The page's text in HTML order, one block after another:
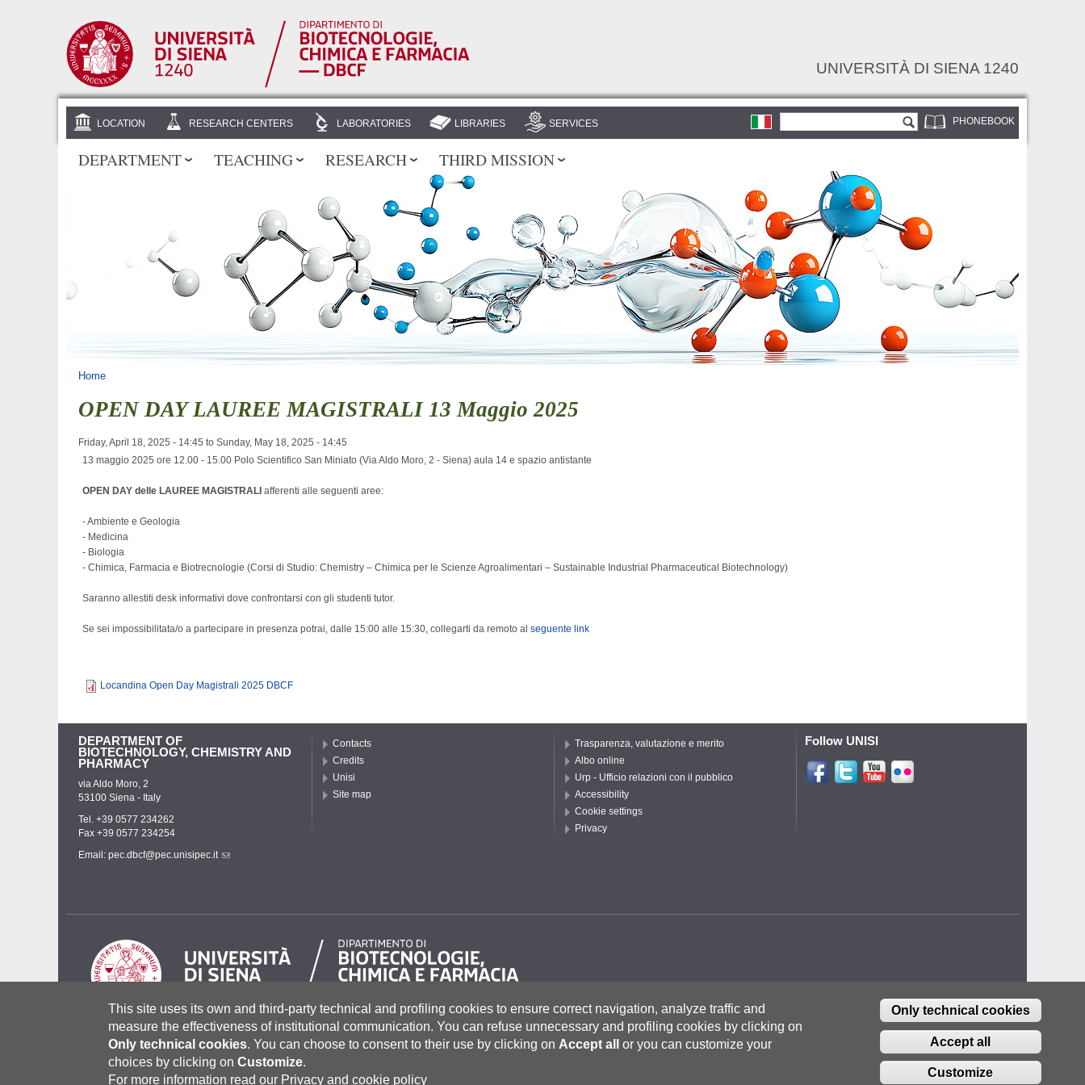
UNIVERSITÀ DI SIENA 1240
PHONEBOOK
LOCATION RESEARCH CENTERS LABORATORIES LIBRARIES SERVICES
DEPARTMENT TEACHING RESEARCH THIRD MISSION
You are here
Home
OPEN DAY LAUREE MAGISTRALI 13 Maggio 2025
Friday, April 18, 2025 - 14:45 to Sunday, May 18, 2025 - 14:45
13 maggio 2025 ore 12.00 - 15.00 Polo Scientifico San Miniato (Via Aldo Moro, 2 - Siena) aula 14 e spazio antistante
OPEN DAY delle LAUREE MAGISTRALI afferenti alle seguenti aree:
- Ambiente e Geologia
- Medicina
- Biologia
- Chimica, Farmacia e Biotrecnologie (Corsi di Studio: Chemistry – Chimica per le Scienze Agroalimentari – Sustainable Industrial Pharmaceutical Biotechnology)
Saranno allestiti desk informativi dove confrontarsi con gli studenti tutor.
Se sei impossibilitata/o a partecipare in presenza potrai, dalle 15:00 alle 15:30, collegarti da remoto al seguente link
Locandina Open Day Magistrali 2025 DBCF
DEPARTMENT OF
BIOTECHNOLOGY, CHEMISTRY AND
PHARMACY
via Aldo Moro, 2
53100 Siena - Italy
Tel. +39 0577 234262
Fax +39 0577 234254
Email: pec.dbcf@pec.unisipec.it
Contacts
Credits
Unisi
Site map
Trasparenza, valutazione e merito
Albo online
Urp - Ufficio relazioni con il pubblico
Accessibility
Cookie settings
Privacy
Follow UNISI
Università degli Studi di Siena- Rettorato, via Banchi di Sotto 55, 53100 Siena ITALIA
P.IVA 00273530527 | C.F. 80002070524 |Coordinate bancarie
Contatti:
urp@unisi.it - URP - Ufficio Relazioni con il Pubblico Tel. 0577 235555 (dal lunedì al venerdì dalle 9.30 alle 10.30)
This site uses its own and third-party technical and profiling cookies to ensure correct navigation, analyze traffic and
measure the effectiveness of institutional communication. You can refuse unnecessary and profiling cookies by clicking on
Only technical cookies. You can choose to consent to their use by clicking on Accept all
or you can customize your
choices by clicking onCustomize.
For more information read our Privacy and cookie policy
Only technical cookies
Accept all
Customize